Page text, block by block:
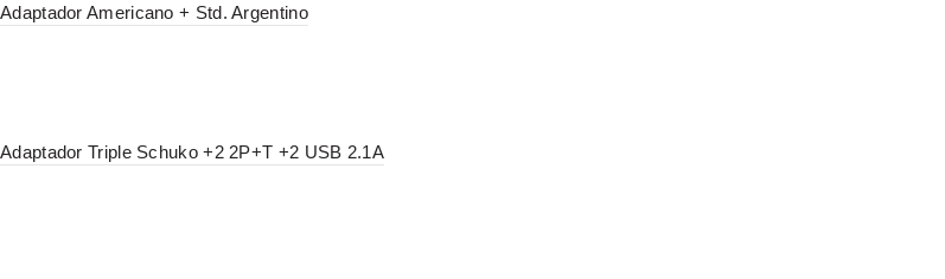
Adaptador Americano + Std. Argentino
Adaptador Triple Schuko +2 2P+T +2 USB 2.1A